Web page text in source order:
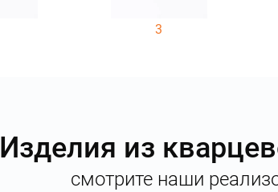
3
Изделия из
смотрите наши